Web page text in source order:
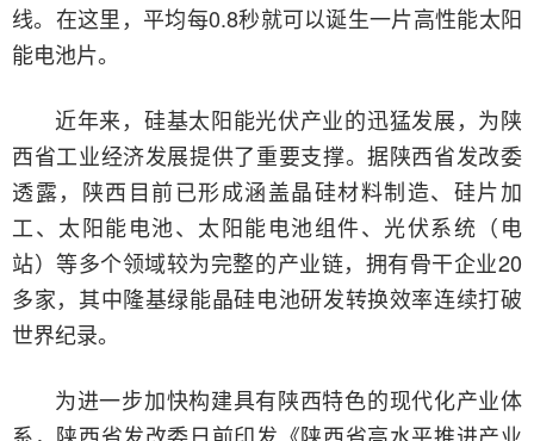
线。在这里，平均每0.8秒就可以诞生一片高性能太阳
能电池片。
近年来，硅基太阳能光伏产业的迅猛发展，为陕
西省工业经济发展提供了重要支撑。据陕西省发改委
透露，陕西目前已形成涵盖晶硅材料制造、硅片加
工、太阳能电池、太阳能电池组件、光伏系统（电
站）等多个领域较为完整的产业链，拥有骨干企业20
多家，其中隆基绿能晶硅电池研发转换效率连续打破
世界纪录。
为进一步加快构建具有陕西特色的现代化产业体
系，陕西省发改委日前印发《陕西省高水平推进产业